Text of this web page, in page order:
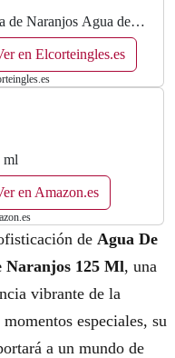
de Naranjos Agua de
en Elcorteingles.es
ml
en Amazon.es
de Agua De
Naranjos 125 Ml, una
vibrante de la
especiales, su
a un mundo de